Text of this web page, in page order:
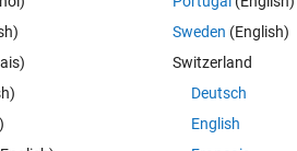
the noise?
can try
Sweden (English)
Switzerland
Deutsch
English